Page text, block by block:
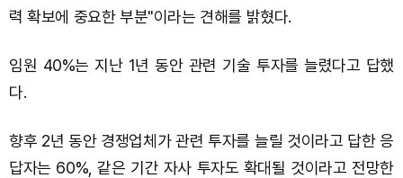
력 확보에 중요한 부분"이라는 견해를 밝혔다.
임원 40%는 지난 1년 동안 관련 기술 투자를 늘렸다고 답했
다.
향후 2년 동안 경쟁업체가 관련 투자를 늘릴 것이라고 답한 응
답자는 60%, 같은 기간 자사 투자도 확대될 것이라고 전망한